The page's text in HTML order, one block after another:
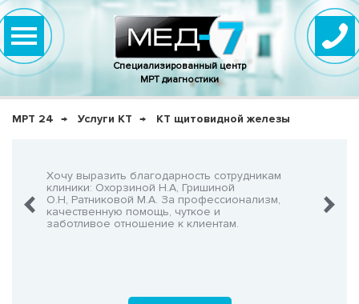
Специализированный центр
МРТ диагностики
МРТ 24 Услуги КТ КТ щитовидной железы
Хочу выразить благодарность сотрудникам
клиники: Охорзиной Н.А, Гришиной
О.Н, Ратниковой М.А. За профессионализм,
качественную помощь, чуткое и
заботливое отношение к клиентам.